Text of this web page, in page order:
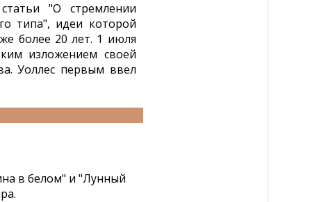
"О стремлении
типа", идеи которой
более 20 лет. 1 июля
изложением своей
Уоллес первым ввел
в белом" и "Лунный